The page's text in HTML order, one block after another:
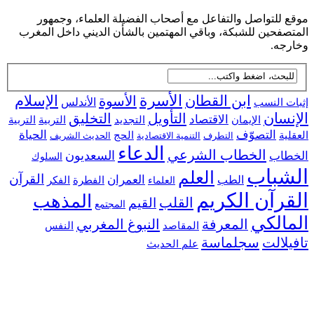
للتواصل والتفاعل مع أصحاب الفضيلة العلماء، وجمهور
للشبكة، وباقي المهتمين بالشأن الديني داخل المغرب
النسب ابن القطانالأسرةالأسوة الأندلس الإسلام
الإيمان الاقتصاد التأويل التجديد التخليق التربية
التربية
التصوّف التطرف التنمية الاقتصادية الحج الحديث الشريف الحياة
الخطاب الشرعي الدعاء السعديون السلوك
الطب العلم العلماء العمران الفطرة الفكر القرآن
الكريم القلبالقيم المجتمع المذهب
المعرفة المقاصد النبوغ المغربي النفس
سجلماسة علم الحديث